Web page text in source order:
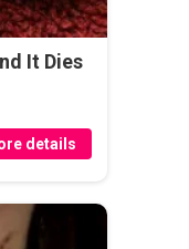
It Dies
details